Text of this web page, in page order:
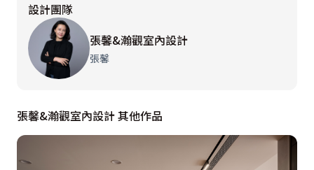
設計團隊
張馨&瀚觀室內設計
張馨
張馨&瀚觀室內設計 其他作品